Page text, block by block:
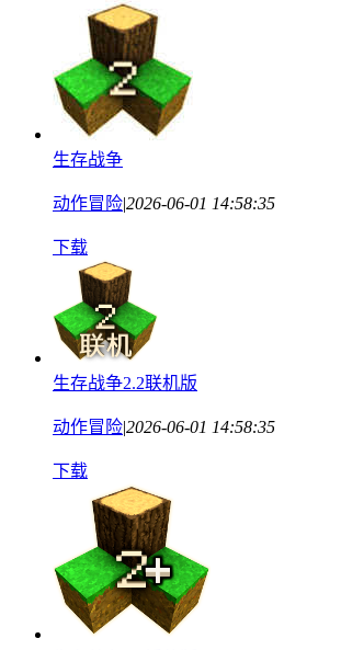
生存战争
动作冒险|2026-06-01 14:58:35
下载
生存战争2.2联机版
动作冒险|2026-06-01 14:58:35
下载